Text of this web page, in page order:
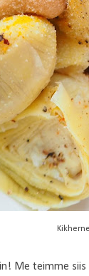
Me teimme